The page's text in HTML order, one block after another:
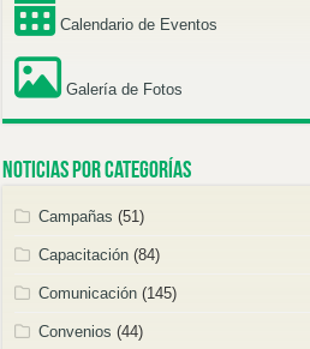
Calendario de Eventos
Galería de Fotos
Noticias por categorías
Campañas (51)
Capacitación (84)
Comunicación (145)
Convenios (44)